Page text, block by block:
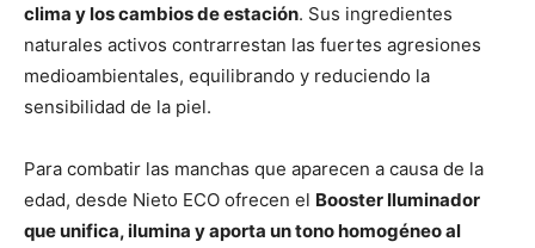
clima y los cambios de estación. Sus ingredientes
naturales activos contrarrestan las fuertes agresiones
medioambientales, equilibrando y reduciendo la
sensibilidad de la piel.
Para combatir las manchas que aparecen a causa de la
edad, desde Nieto ECO ofrecen el Booster Iluminador
que unifica, ilumina y aporta un tono homogéneo al